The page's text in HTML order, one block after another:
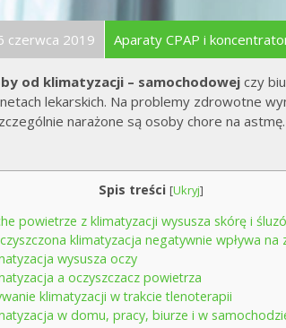
czerwca 2019 Aparaty CPAP i
od klimatyzacji – samochodowej czy
lekarskich. Na problemy zdrowotne
narażone są osoby chore na astmę.
Spis treści [Ukryj]
powietrze z klimatyzacji wysusza skórę i
klimatyzacja negatywnie wpływa na
wysusza oczy
a oczyszczacz powietrza
klimatyzacji w trakcie tlenoterapii
w domu, pracy, biurze i w